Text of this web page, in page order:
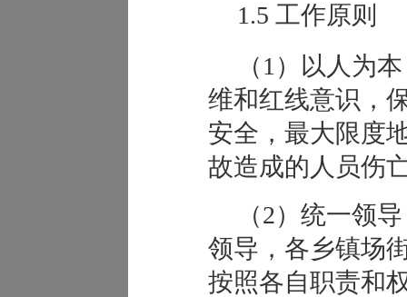
1 .5 工作原则
（1）以人为
维和红线意识，
安全，最大限度
故造成的人员伤
（2）统一领
领导，各乡镇场
按照各自职责和